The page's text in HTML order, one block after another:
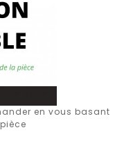
en vous basant